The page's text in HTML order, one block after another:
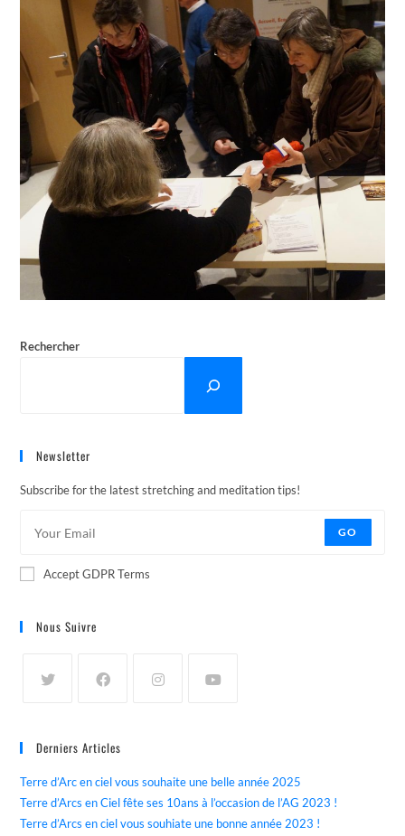
Rechercher
Newsletter
Subscribe for the latest stretching and meditation tips!
GO
Accept GDPR Terms
Nous Suivre
Derniers Articles
Terre d’Arc en ciel vous souhaite une belle année 2025
Terre d’Arcs en Ciel fête ses 10ans à l’occasion de l’AG 2023 !
Terre d’Arcs en ciel vous souhiate une bonne année 2023 !